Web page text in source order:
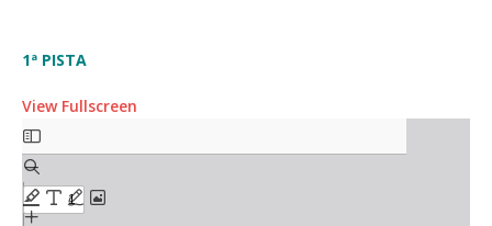
1ª PISTA
View Fullscreen